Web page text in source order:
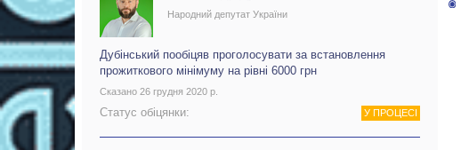
Народний депутат України
Дубінський пообіцяв проголосувати за встановлення
прожиткового мінімуму на рівні 6000 грн
Сказано 26 грудня 2020 р.
Статус обіцянки: У ПРОЦЕСІ